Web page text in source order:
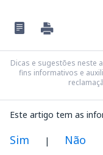
Dicas e sugestões neste
fins informativos e
Este artigo tem as
Sim | Não